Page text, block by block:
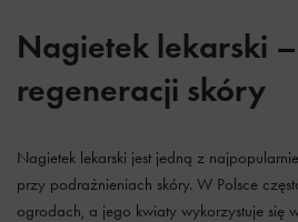
Nagietek lekarski
regeneracji skóry
Nagietek lekarski jest jedną z
przy podrażnieniach skóry. W Polsce
ogrodach, a jego kwiaty wykorzystuje się